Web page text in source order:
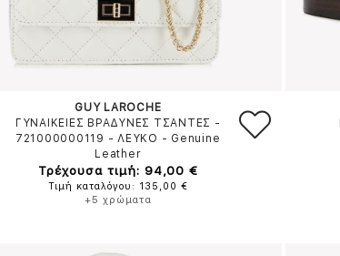
GUY LAROCHE
ΓΥΝΑΙΚΕΙΕΣ ΒΡΑΔΥΝΕΣ ΤΣΑΝΤΕΣ -
721000000119 -ΛΕΥΚΟ - Genuine
Leather
Τρέχουσα τιμή: 94,00 €
Τιμή καταλόγου: 135,00 €
+5 χρώματα